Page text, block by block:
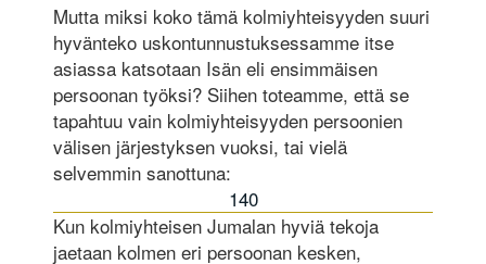
Mutta miksi koko tämä kolmiyhteisyyden suuri
hyvänteko uskontunnustuksessamme itse
asiassa katsotaan Isän eli ensimmäisen
persoonan työksi? Siihen toteamme, että se
tapahtuu vain kolmiyhteisyyden persoonien
välisen järjestyksen vuoksi, tai vielä
selvemmin sanottuna:
140
Kun kolmiyhteisen Jumalan hyviä tekoja
jaetaan kolmen eri persoonan kesken,